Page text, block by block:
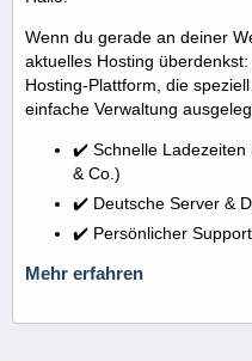
Wenn du gerade an deiner
aktuelles Hosting
Hosting-Plattform, die
einfache Verwaltung
✔️ Schnelle Ladezeiten
& Co.)
✔️ Deutsche Server &
✔️ Persönlicher
Mehr erfahren